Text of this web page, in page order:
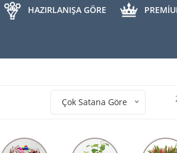
HAZIRLANIŞA GÖRE
Çok Satana Göre